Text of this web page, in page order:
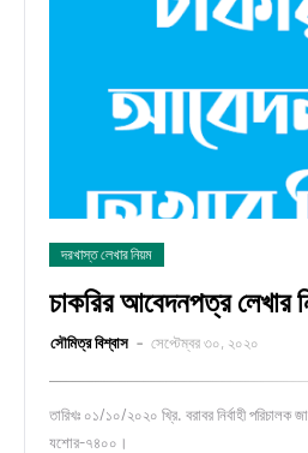
দরখাস্ত লেখার নিয়ম
চাকরির আবেদনপত্র লেখার
সৌমিত্র বিশ্বাস সেপ্টেম্বর ৩০, ২০২০
তারিখঃ ০১/১০/২০২০ খ্রি. বরাবর নির্বাহী
যশোর-৭৪০০।